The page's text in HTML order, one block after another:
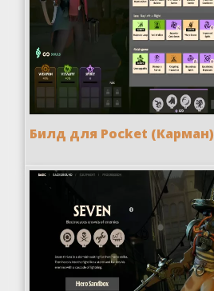
Билд для Pocket (Карман)